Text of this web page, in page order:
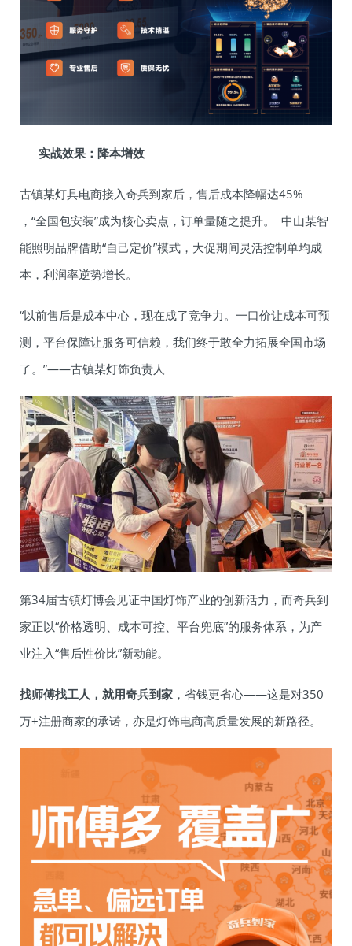
实战效果：降本增效
古镇某灯具电商接入奇兵到家后，售后成本降幅达45%
，“全国包安装”成为核心卖点，订单量随之提升。 中山某智
能照明品牌借助“自己定价”模式，大促期间灵活控制单均成
本，利润率逆势增长。
“以前售后是成本中心，现在成了竞争力。一口价让成本可预
测，平台保障让服务可信赖，我们终于敢全力拓展全国市场
了。”——古镇某灯饰负责人
第34届古镇灯博会见证中国灯饰产业的创新活力，而奇兵到
家正以“价格透明、成本可控、平台兜底”的服务体系，为产
业注入“售后性价比”新动能。
找师傅找工人，就用奇兵到家 ，省钱更省心——这是对350
万+注册商家的承诺，亦是灯饰电商高质量发展的新路径。